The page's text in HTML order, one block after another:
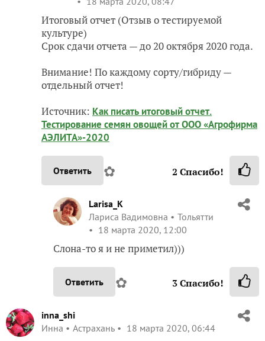
Итоговый отчет (Отзыв о тестируемой
культуре)
Срок сдачи отчета — до 20 октября 2020 года.
Внимание! По каждому сорту/гибриду —
отдельный отчет!
Источник: Как писать итоговый отчет.
Тестирование семян овощей от ООО «Агрофирма
АЭЛИТА»-2020
Ответить ✿ 2 Спасибо!
Larisa_K
Лариса Вадимовна
Тольятти
18 марта 2020, 12:00
Слона-то я и не приметил)))
Ответить ✿ 3Спасибо!
inna_shi
Инна
Астрахань 18 марта 2020, 06:44